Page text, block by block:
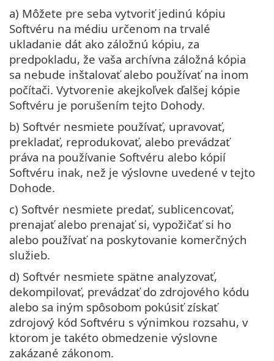
a) Môžete pre seba vytvoriť jedinú kópiu
Softvéru na médiu určenom na trvalé
ukladanie dát ako záložnú kópiu, za
predpokladu, že vaša archívna záložná kópia
sa nebude inštalovať alebo používať na inom
počítači. Vytvorenie akejkoľvek ďalšej kópie
Softvéru je porušením tejto Dohody.
b) Softvér nesmiete používať, upravovať,
prekladať, reprodukovať, alebo prevádzať
práva na používanie Softvéru alebo kópií
Softvéru inak, než je výslovne uvedené v tejto
Dohode.
c) Softvér nesmiete predať, sublicencovať,
prenajať alebo prenajať si, vypožičať si ho
alebo používať na poskytovanie komerčných
služieb.
d) Softvér nesmiete spätne analyzovať,
dekompilovať, prevádzať do zdrojového kódu
alebo sa iným spôsobom pokúsiť získať
zdrojový kód Softvéru s výnimkou rozsahu, v
ktorom je takéto obmedzenie výslovne
zakázané zákonom.